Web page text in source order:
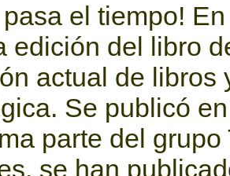
pasa el tiempo!
edición del libro
actual de libros
Se publicó
parte del
se han